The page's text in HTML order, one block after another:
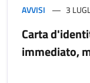
AVVISI 3
Carta
immediato,